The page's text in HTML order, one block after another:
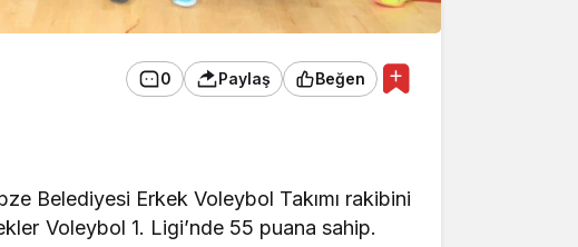
0 Paylaş Beğen
Belediyesi Erkek Voleybol Takımı rakibini
Voleybol 1. Ligi’nde 55 puana sahip.